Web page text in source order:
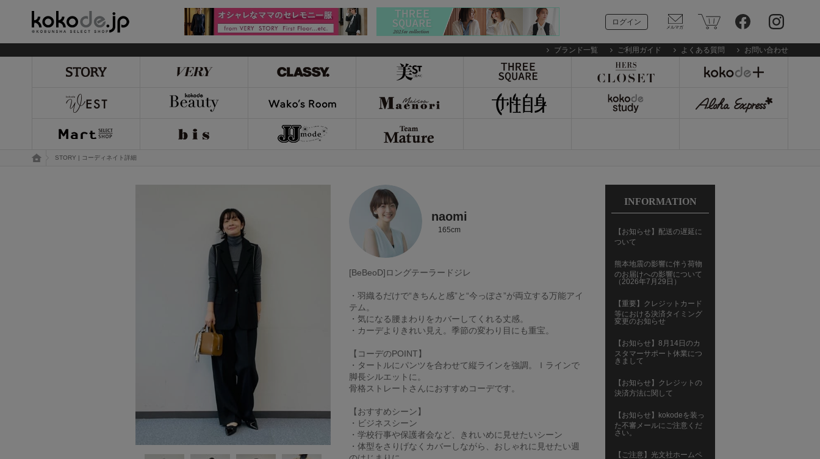
ログイン
ブランド一覧 ご利用ガイド よくある質問 お問い合わせ
トップページ
STORY | コーディネイト詳細
naomi
165cm
[BeBeoD]ロングテーラードジレ
・羽織るだけで“きちんと感”と“今っぽさ”が両立する万能アイ
テム。
・気になる腰まわりをカバーしてくれる丈感。
・カーデよりきれい見え。季節の変わり目にも重宝。
【コーデのPOINT】
・タートルにパンツを合わせて縦ラインを強調。Ｉラインで
脚長シルエットに。
骨格ストレートさんにおすすめコーデです。
【おすすめシーン】
・ビジネスシーン
・学校行事や保護者会など、きれいめに見せたいシーン
・体型をさりげなくカバーしながら、おしゃれに見せたい週
INFORMATION
【お知らせ】配送の遅延に
ついて
熊本地震の影響に伴う荷物
のお届けへの影響について
（2026年7月29日）
【重要】クレジットカード
等における決済タイミング
変更のお知らせ
【お知らせ】8月14日のカ
スタマーサポート休業につ
きまして
【お知らせ】クレジットの
決済方法に関して
【お知らせ】kokodeを装っ
た不審メールにご注意くだ
さい。
【ご注意】光文社ホームペ